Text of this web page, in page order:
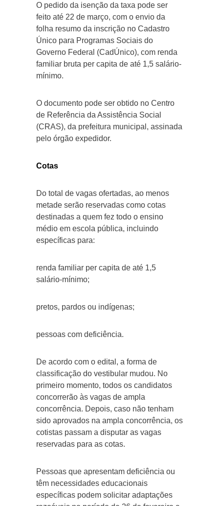
O pedido da isenção da taxa pode ser
feito até 22 de março, com o envio da
folha resumo da inscrição no Cadastro
Único para Programas Sociais do
Governo Federal (CadÚnico), com renda
familiar bruta per capita de até 1,5 salário-
mínimo.
O documento pode ser obtido no Centro
de Referência da Assistência Social
(CRAS), da prefeitura municipal, assinada
pelo órgão expedidor.
Cotas
Do total de vagas ofertadas, ao menos
metade serão reservadas como cotas
destinadas a quem fez todo o ensino
médio em escola pública, incluindo
específicas para:
renda familiar per capita de até 1,5
salário-mínimo;
pretos, pardos ou indígenas;
pessoas com deficiência.
De acordo com o edital, a forma de
classificação do vestibular mudou. No
primeiro momento, todos os candidatos
concorrerão às vagas de ampla
concorrência. Depois, caso não tenham
sido aprovados na ampla concorrência, os
cotistas passam a disputar as vagas
reservadas para as cotas.
Pessoas que apresentam deficiência ou
têm necessidades educacionais
específicas podem solicitar adaptações